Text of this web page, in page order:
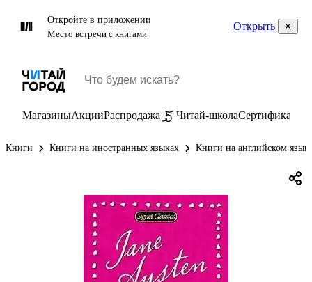
Откройте в приложении
Место встречи с книгами
Открыть
МагазиныАкцииРаспродажа Читай-школаСертификаты
Книги Книги на иностранных языках Книги на английском